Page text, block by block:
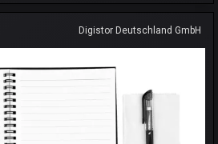
Digistor Deutschland GmbH